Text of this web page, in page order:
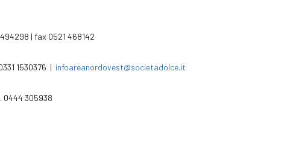
| fax 0521 468142
1530376 | infoareanordovest@societadolce.it
0444 305938